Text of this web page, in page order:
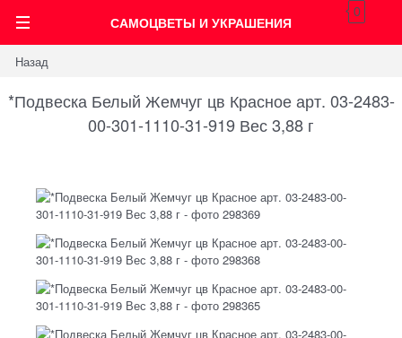
САМОЦВЕТЫ И УКРАШЕНИЯ
0
Назад
*Подвеска Белый Жемчуг цв Красное арт. 03-2483-
00-301-1110-31-919 Вес 3,88 г